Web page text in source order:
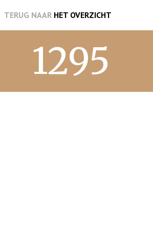
TERUG NAARHET OVERZICHT
1295